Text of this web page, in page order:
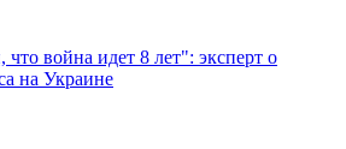
война идет 8 лет": эксперт о
на Украине